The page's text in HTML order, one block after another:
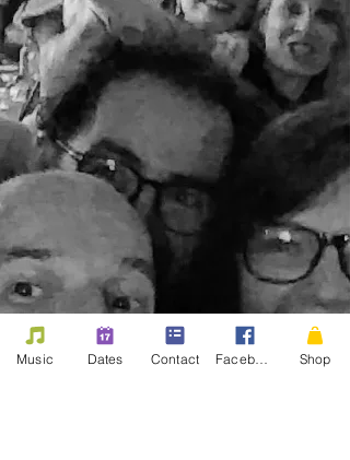
Music Dates Contact Shop